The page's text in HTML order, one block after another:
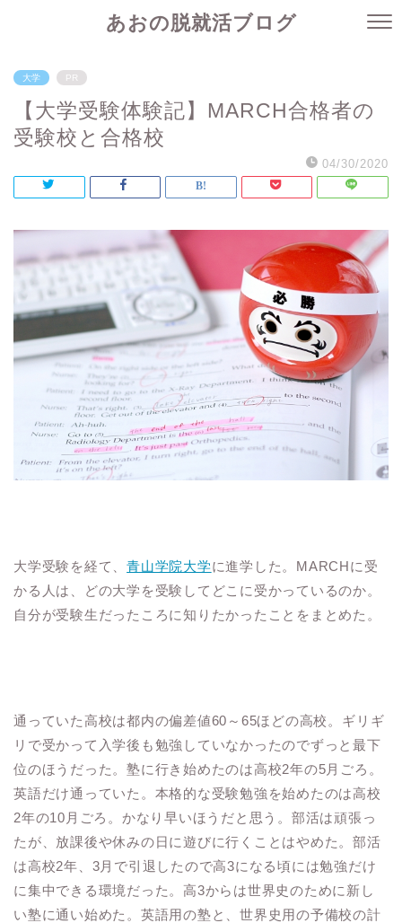
あおの脱就活ブログ
大学 PR
【大学受験体験記】MARCH合格者の
受験校と合格校
04/30/2020
大学受験を経て、青山学院大学に進学した。MARCHに受
かる人は、どの大学を受験してどこに受かっているのか。
自分が受験生だったころに知りたかったことをまとめた。
通っていた高校は都内の偏差値60～65ほどの高校。ギリギ
リで受かって入学後も勉強していなかったのでずっと最下
位のほうだった。塾に行き始めたのは高校2年の5月ごろ。
英語だけ通っていた。本格的な受験勉強を始めたのは高校
2年の10月ごろ。かなり早いほうだと思う。部活は頑張っ
たが、放課後や休みの日に遊びに行くことはやめた。部活
は高校2年、3月で引退したので高3になる頃には勉強だけ
に集中できる環境だった。高3からは世界史のために新し
い塾に通い始めた。英語用の塾と、世界史用の予備校の計